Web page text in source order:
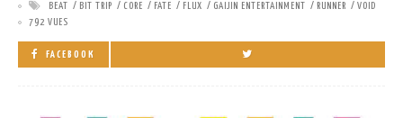
BEAT
BIT TRIP CORE FATE FLUX GAIJIN ENTERTAINMENT RUNNER
VOID
792 VUES
FACEBOOK